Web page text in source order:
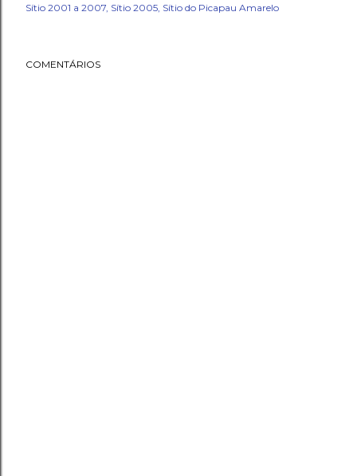
Sítio 2001 a 2007 Sítio 2005 Sítio do Picapau Amarelo
COMENTÁRIOS